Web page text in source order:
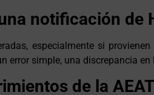
notificación de
especialmente si
error simple, una discrepancia
de la